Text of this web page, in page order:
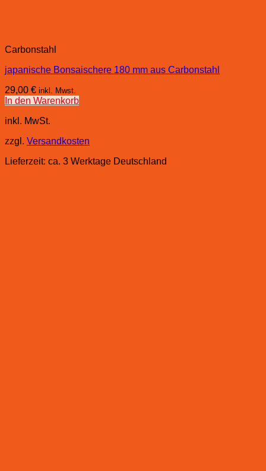
Carbonstahl
japanische Bonsaischere 180 mm aus Carbonstahl
29,00 € inkl. Mwst.
In den Warenkorb
inkl. MwSt.
zzgl. Versandkosten
Lieferzeit: ca. 3 Werktage Deutschland